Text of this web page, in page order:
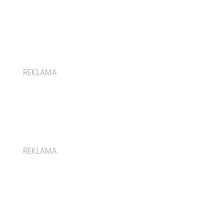
REKLAMA
REKLAMA